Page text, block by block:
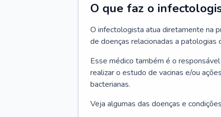
O que faz o
O infectologista atua diretamente na
de doenças relacionadas a patologias
Esse médico também é o
realizar o estudo de vacinas e/ou
bacterianas.
Veja algumas das doenças e